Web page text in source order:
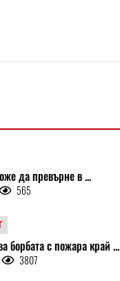
да превърне в ...
565
борбата с пожара край ...
3807